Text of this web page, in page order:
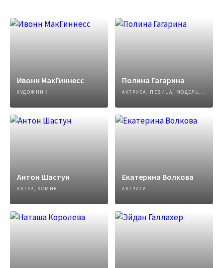
Ивонн МакГиннесс
ХУДОЖНИК
Полина Гагарина
АКТРИСА, ПЕВИЦА, МОДЕЛЬ, АВТОР ПЕСЕН
Антон Шастун
АКТЕР, КОМИК
Екатерина Волкова
АКТРИСА